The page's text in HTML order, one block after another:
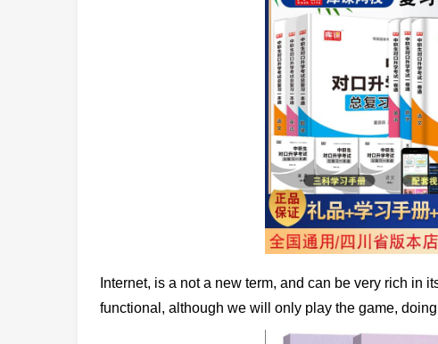
Internet, is a not a new term, and can be very rich in
functional, although we will only play the game, doing